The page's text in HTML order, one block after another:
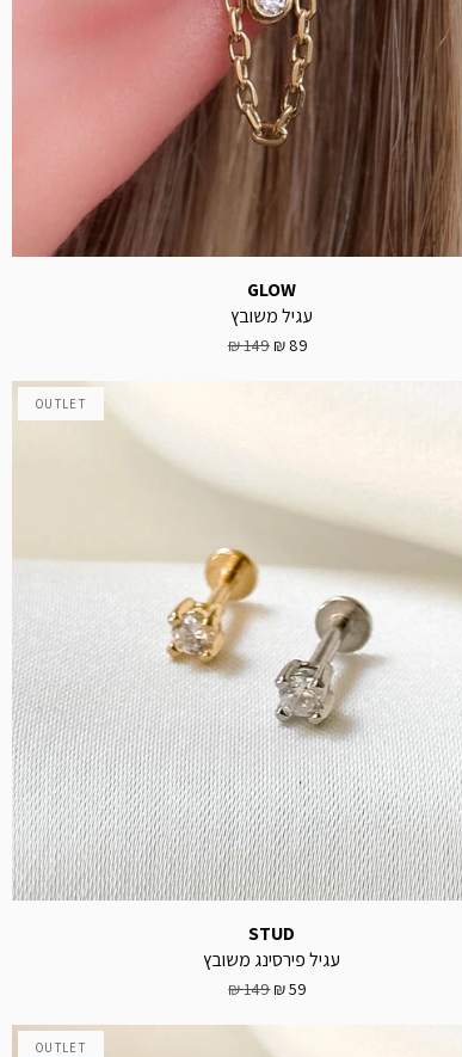
GLOW
עגיל משובץ
89 ₪
149 ₪
OUTLET
STUD
עגיל פירסינג משובץ
59 ₪
149 ₪
OUTLET